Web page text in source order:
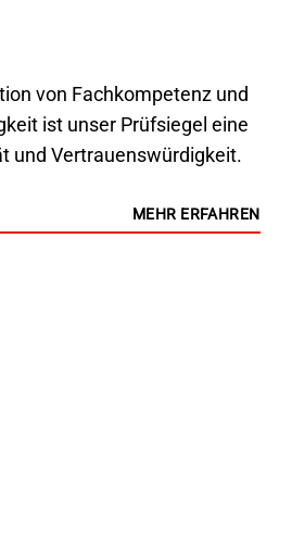
von Fachkompetenz und
ist unser Prüfsiegel eine
und Vertrauenswürdigkeit.
MEHR ERFAHREN